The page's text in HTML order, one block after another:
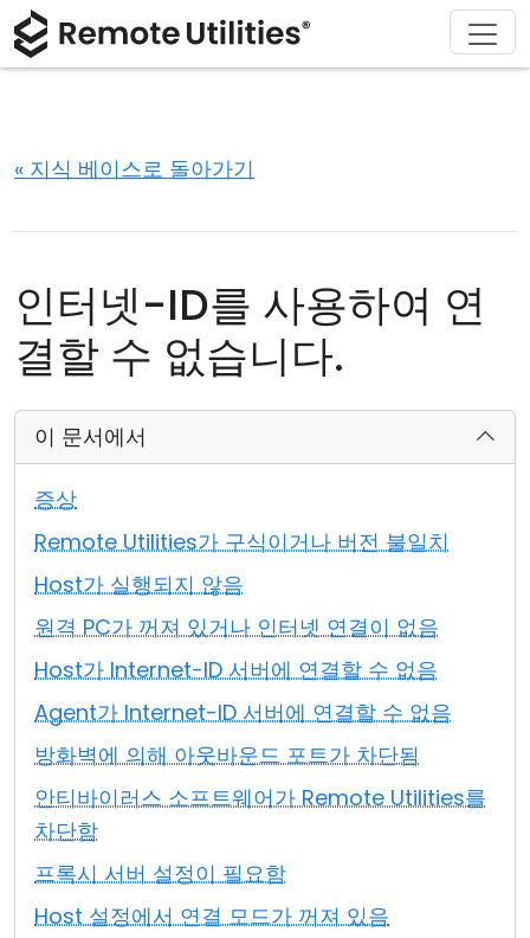
« 지식 베이스로 돌아가기
인터넷-ID를 사용하여 연
결할 수 없습니다.
이 문서에서
증상
Remote Utilities가 구식이거나 버전 불일치
Host가 실행되지 않음
원격 PC가 꺼져 있거나 인터넷 연결이 없음
Host가 Internet-ID 서버에 연결할 수 없음
Agent가 Internet-ID 서버에 연결할 수 없음
방화벽에 의해 아웃바운드 포트가 차단됨
안티바이러스 소프트웨어가 Remote Utilities를
차단함
프록시 서버 설정이 필요함
Host 설정에서 연결 모드가 꺼져 있음
제품
연결 모드
무인 액세스
Active Directory 지원
MSI 구성
클라우드 & 온프레미스
솔루션
정보 기술
다운로드
구매
지원
회사 소개